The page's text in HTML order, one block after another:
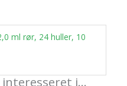
ml rør, 24 huller, 10
i…